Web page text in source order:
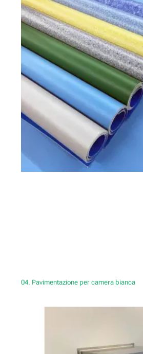
04. Pavimentazione per camera bianca